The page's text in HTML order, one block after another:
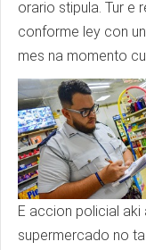
orario stipula. Tur e
conforme ley con
mes na momento
E accion policial aki
supermercado no